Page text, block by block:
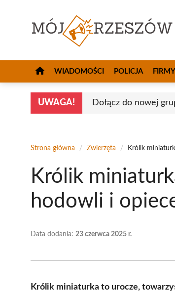
WIADOMOŚCI POLICJA FIRMY
UWAGA! Dołącz do nowej
Strona główna / Zwierzęta / Królik
Królik
hodowli i
Data dodania: 23 czerwca 2025 r.
Królik miniaturka to urocze,